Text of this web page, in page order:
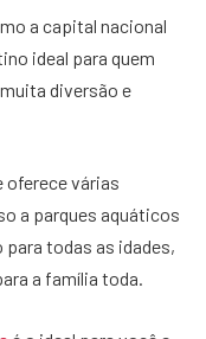
a capital nacional
ideal para quem
diversão e
oferece várias
a parques aquáticos
todas as idades,
a família toda.